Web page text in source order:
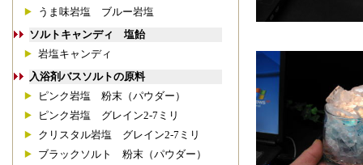
うま味岩塩 ブルー岩塩
ソルトキャンディ 塩飴
岩塩キャンディ
入浴剤バスソルトの原料
ピンク岩塩 粉末（パウダー）
ピンク岩塩 グレイン2-7ミリ
クリスタル岩塩 グレイン2-7ミリ
ブラックソルト 粉末（パウダー）